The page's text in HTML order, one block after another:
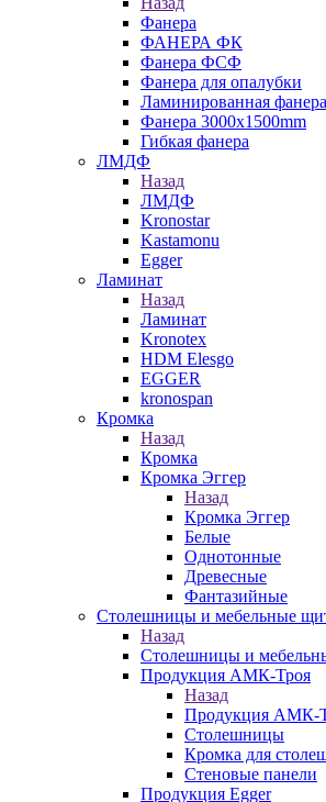
Фанера
ФАНЕРА ФК
Фанера ФСФ
Фанера для опалубки
Ламинированная фанера
Фанера 3000х1500mm
Гибкая фанера
ЛМДФ
Назад
ЛМДФ
Kronostar
Kastamonu
Egger
Ламинат
Назад
Ламинат
Kronotex
HDM Elesgo
EGGER
kronospan
Кромка
Назад
Кромка
Кромка Эггер
Назад
Кромка Эггер
Белые
Однотонные
Древесные
Фантазийные
Столешницы и мебельные
Назад
Столешницы и
Продукция АМК-Троя
Назад
Продукция АМК-
Столешницы
Кромка для
Стеновые панели
Продукция Egger